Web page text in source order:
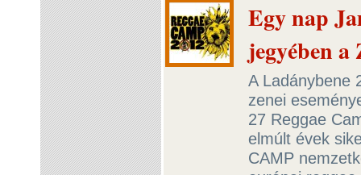
Egy nap
jegyében
A Ladánybene
zenei
27 Reggae
elmúlt évek
CAMP